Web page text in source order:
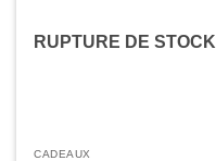
RUPTURE DE STOCK
CADEAUX